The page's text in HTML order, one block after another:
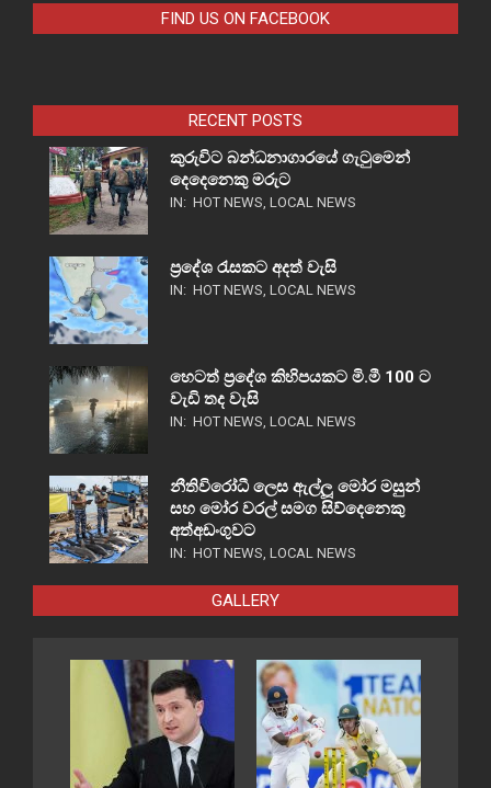
FIND US ON FACEBOOK
RECENT POSTS
කුරුවිට බන්ධනාගාරයේ ගැටුමෙන්
දෙදෙනෙකු මරුට
IN: HOT NEWS, LOCAL NEWS
ප්‍රදේශ රැසකට අදත් වැසි
IN: HOT NEWS, LOCAL NEWS
හෙටත් ප්‍රදේශ කිහිපයකට මි.මී 100 ට
වැඩි තද වැසි
IN: HOT NEWS, LOCAL NEWS
නීතිවිරෝධී ලෙස ඇල්ලූ මෝර මසුන්
සහ මෝර වරල් සමග සිව්දෙනෙකු
අත්අඩංගුවට
IN: HOT NEWS, LOCAL NEWS
GALLERY